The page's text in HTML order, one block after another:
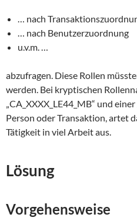
… nach
… nach Benutzerzuordnung
u.v.m. …
abzufragen. Diese Rollen
werden. Bei kryptischen
„CA_XXXX_LE44_MB“ und
Person oder Transaktion, artet
Tätigkeit in viel Arbeit aus.
Lösung
Vorgehensweise